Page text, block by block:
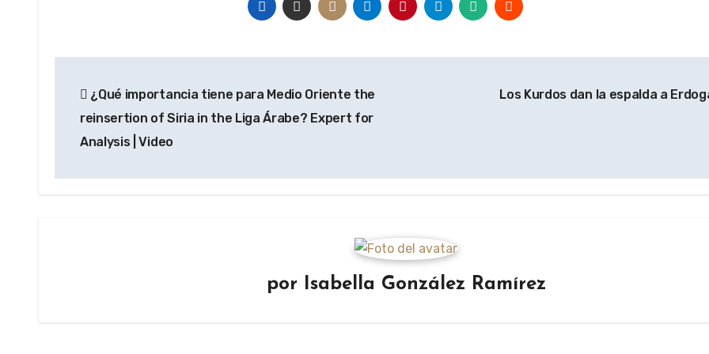
de
entradas
¿Qué importancia tiene para Medio Oriente the
reinsertion of Siria in the Liga Árabe? Expert for
Analysis | Video
Los Kurdos dan la espalda a
por Isabella González Ramírez